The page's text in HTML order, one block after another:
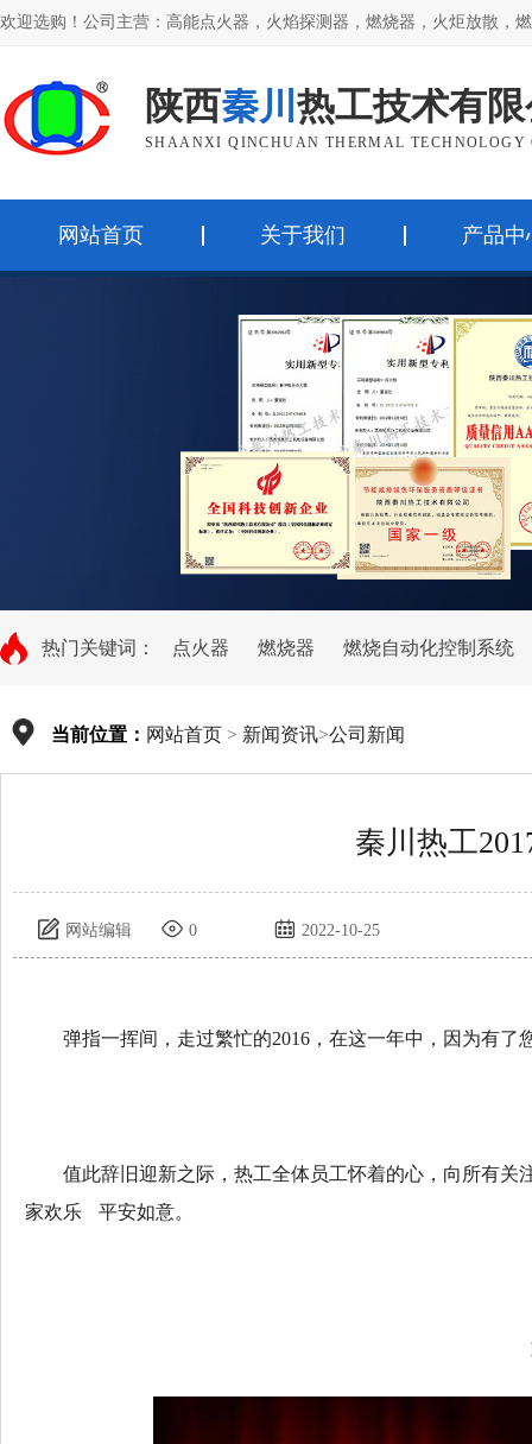
欢迎选购！公司主营：高能点火器，火焰探测器，燃烧器，火炬放散，
陕西秦川 热工技术有
SHAANXI QINCHUAN THERMAL TECHNOLOGY
网站首页 关于我们 产品中
热门关键词： 点火器 燃烧器 燃烧自动化控制系统
当前位置： 网站首页 > 新闻资讯>公司新闻
秦川热工
网站编辑 0 2022-10-25
弹指一挥间，走过繁忙的2016，在这一年中，因为有
值此辞旧迎新之际，热工全体员工怀着的心，向所有
家欢乐 平安如意。